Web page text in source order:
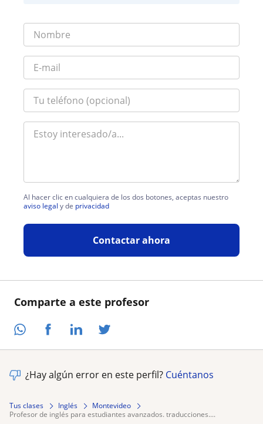
Comparte a este profesor
Al hacer clic en cualquiera de los dos botones, aceptas nuestro
aviso legal y de privacidad
Contactar ahora
¿Hay algún error en este perfil? Cuéntanos
Tus clases Inglés
Montevideo
profesor de inglés para estudiantes avanzados. traducciones....